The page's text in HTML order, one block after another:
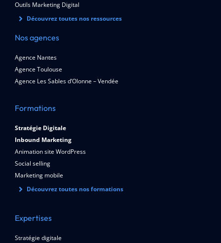
Outils Marketing Digital
Découvrez toutes nos ressources
Nos agences
Agence Nantes
Agence Toulouse
Agence Les Sables d’Olonne – Vendée
Formations
Stratégie Digitale
Inbound Marketing
Animation site WordPress
Social selling
Marketing mobile
Découvrez toutes nos formations
Expertises
Stratégie digitale